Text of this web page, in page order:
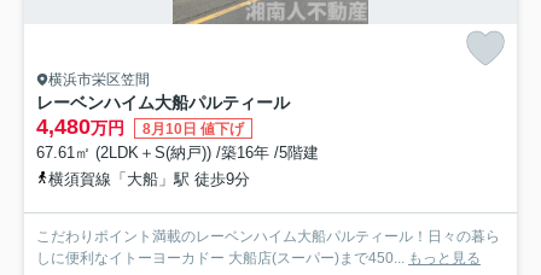
横浜市栄区笠間
レーベンハイム大船パルティール
4,480万円 8月10日 値下げ
67.61㎡ (2LDK＋S(納戸)) /築16年 /5階建
横須賀線「大船」駅 徒歩9分
こだわりポイント満載のレーベンハイム大船パルティール！日々の暮ら
しに便利なイトーヨーカドー 大船店(スーパー)まで450... もっと見る